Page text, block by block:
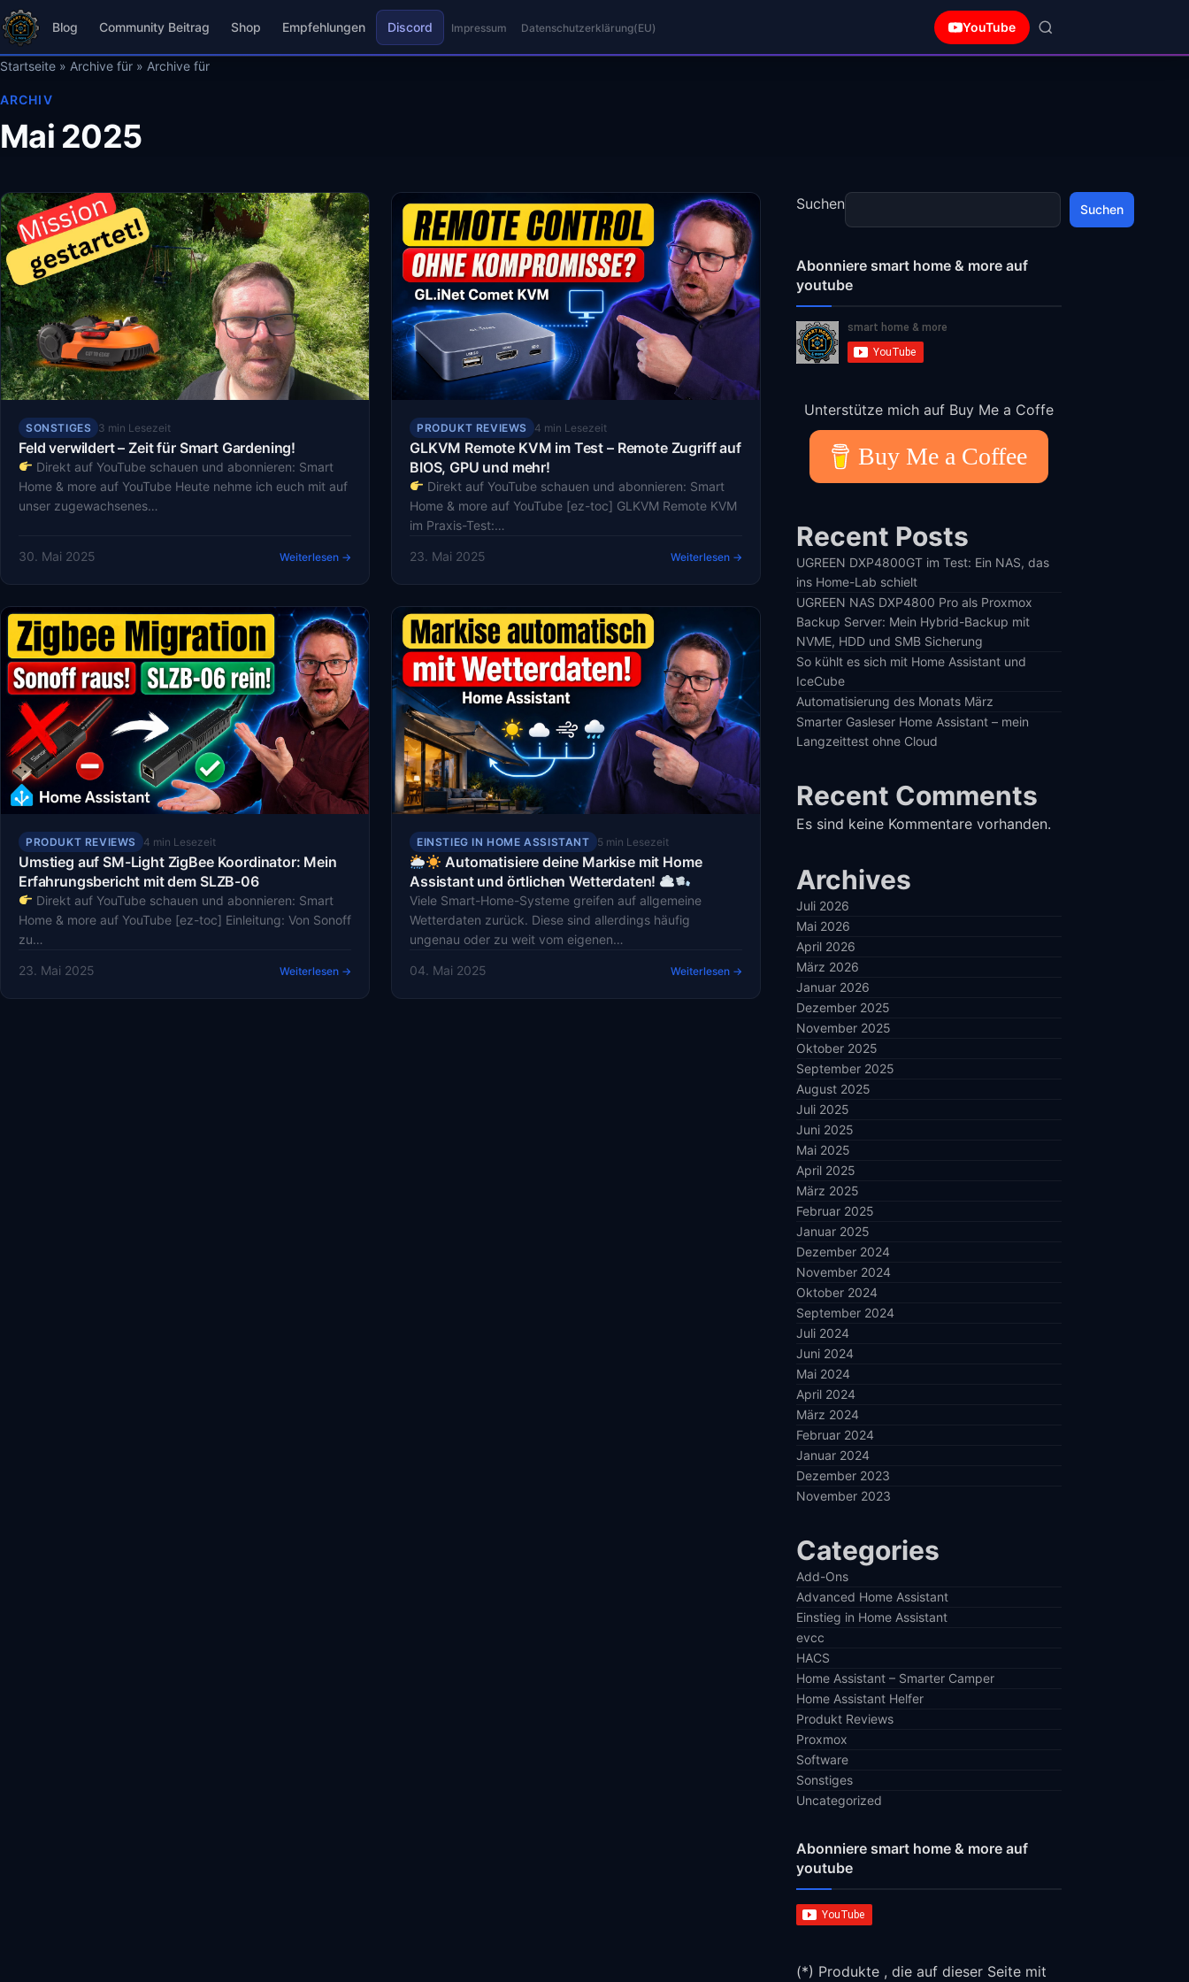
Blog Community Beitrag Shop Empfehlungen Discord Impressum Datenschutzerklärung(EU) YouTube
Startseite » Archive für » Archive für
ARCHIV
Mai 2025
SONSTIGES 3 min Lesezeit
Feld verwildert – Zeit für Smart Gardening!
Direkt auf YouTube schauen und abonnieren: Smart
Home & more auf YouTube Heute nehme ich euch mit auf
unser zugewachsenes…
30. Mai 2025 Weiterlesen →
PRODUKT REVIEWS 4 min Lesezeit
GLKVM Remote KVM im Test – Remote Zugriff auf
BIOS, GPU und mehr!
Direkt auf YouTube schauen und abonnieren: Smart
Home & more auf YouTube [ez-toc] GLKVM Remote KVM
im Praxis-Test:…
23. Mai 2025 Weiterlesen →
PRODUKT REVIEWS 4 min Lesezeit
Umstieg auf SM-Light ZigBee Koordinator: Mein
Erfahrungsbericht mit dem SLZB-06
Direkt auf YouTube schauen und abonnieren: Smart
Home & more auf YouTube [ez-toc] Einleitung: Von Sonoff
zu…
23. Mai 2025 Weiterlesen →
EINSTIEG IN HOME ASSISTANT 5 min Lesezeit
Automatisiere deine Markise mit Home
Assistant und örtlichen Wetterdaten!
Viele Smart-Home-Systeme greifen auf allgemeine
Wetterdaten zurück. Diese sind allerdings häufig
ungenau oder zu weit vom eigenen…
04. Mai 2025 Weiterlesen →
Suchen Suchen
Abonniere smart home & more auf
youtube
Unterstütze mich auf Buy Me a Coffe
Buy Me a Coffee
Recent Posts
UGREEN DXP4800GT im Test: Ein NAS, das
ins Home-Lab schielt
UGREEN NAS DXP4800 Pro als Proxmox
Backup Server: Mein Hybrid-Backup mit
NVME, HDD und SMB Sicherung
So kühlt es sich mit Home Assistant und
IceCube
Automatisierung des Monats März
Smarter Gasleser Home Assistant – mein
Langzeittest ohne Cloud
Recent Comments
Es sind keine Kommentare vorhanden.
Archives
Juli 2026
Mai 2026
April 2026
März 2026
Januar 2026
Dezember 2025
November 2025
Oktober 2025
September 2025
August 2025
Juli 2025
Juni 2025
Mai 2025
April 2025
März 2025
Februar 2025
Januar 2025
Dezember 2024
November 2024
Oktober 2024
September 2024
Juli 2024
Juni 2024
Mai 2024
April 2024
März 2024
Februar 2024
Januar 2024
Dezember 2023
November 2023
Categories
Add-Ons
Advanced Home Assistant
Einstieg in Home Assistant
evcc
HACS
Home Assistant – Smarter Camper
Home Assistant Helfer
Produkt Reviews
Proxmox
Software
Sonstiges
Uncategorized
Abonniere smart home & more auf
youtube
(*) Produkte , die auf dieser Seite mit